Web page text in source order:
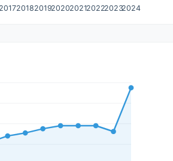
20172018201920202021202220232024